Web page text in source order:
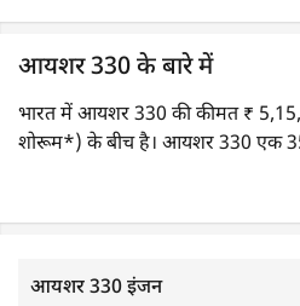
आयशर 330 के बारे में
भारत में आयशर 330 की कीमत ₹
शोरूम*) के बीच है। आयशर 330 एक 35
मध्यम आकार के खेतों के लिए उपयुक्त
आयशर 330 का इंजन
आयशर 330 इंजन